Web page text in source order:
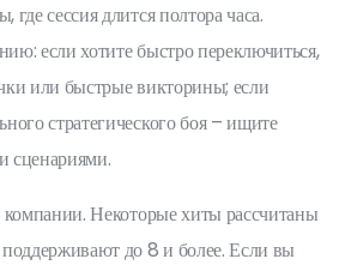
где сессия длится полтора часа.
если хотите быстро переключиться,
или быстрые викторины; если
стратегического боя – ищите
сценариями.
компании. Некоторые хиты рассчитаны
до 8 и более. Если вы